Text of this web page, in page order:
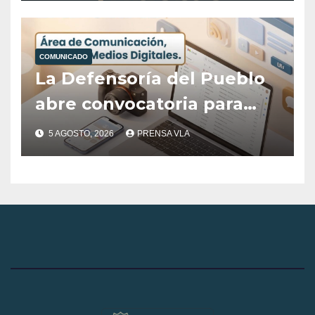
Posicionamiento Digital
del Destino Villa La
Angostura
COMUNICADO
La Defensoría del Pueblo
abre convocatoria para
cubrir el área de
Comunicación, Prensa y
5 AGOSTO, 2026 PRENSA VLA